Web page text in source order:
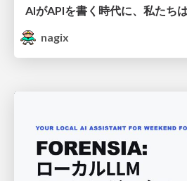
AIがAPIを書く時代に、私たち
nagix